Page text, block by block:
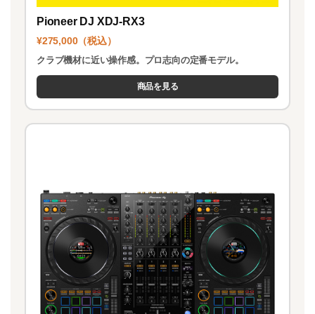
Pioneer DJ XDJ-RX3
¥275,000（税込）
クラブ機材に近い操作感。プロ志向の定番モデル。
商品を見る